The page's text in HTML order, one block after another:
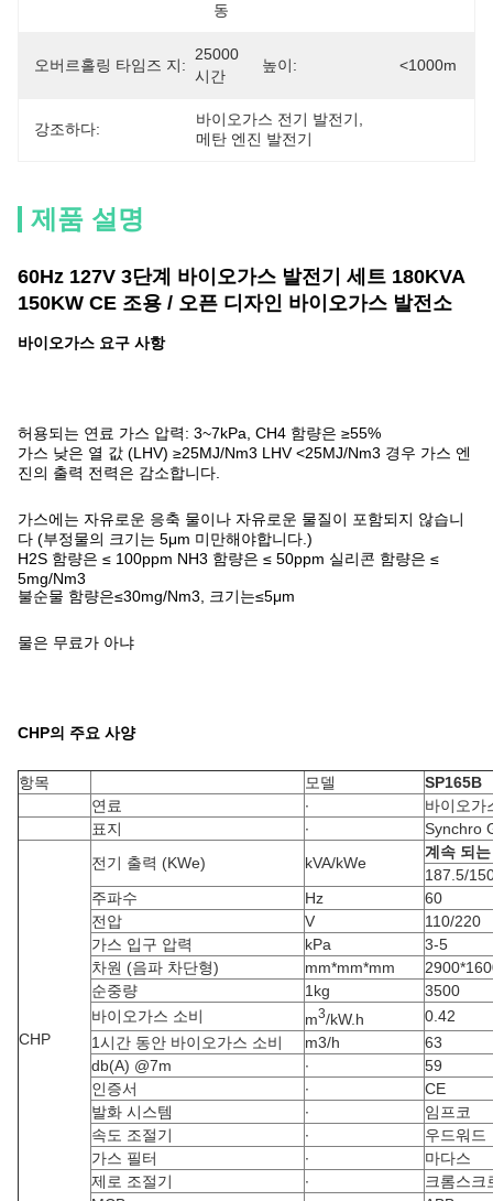
동
오버르홀링 타임즈 지:
25000
시간
높이: <1000m
강조하다:
바이오가스 전기 발전기
메탄 엔진 발전기
제품 설명
60Hz 127V 3단계 바이오가스 발전기 세트 180KVA
150KW CE 조용 / 오픈 디자인 바이오가스 발전소
바이오가스 요구 사항
허용되는 연료 가스 압력: 3~7kPa, CH4 함량은 ≥55%
가스 낮은 열 값 (LHV) ≥25MJ/Nm3 LHV <25MJ/Nm3 경우 가스 엔
진의 출력 전력은 감소합니다.
가스에는 자유로운 응축 물이나 자유로운 물질이 포함되지 않습니
다 (부정물의 크기는 5μm 미만해야합니다.)
H2S 함량은 ≤ 100ppm NH3 함량은 ≤ 50ppm 실리콘 함량은 ≤
5mg/Nm3
불순물 함량은≤30mg/Nm3, 크기는≤5μm
물은 무료가 아냐
CHP의 주요 사양
항목 모델
SP165B
연료
∙
바이오가
표지
∙ Synchro
CHP
전기 출력 (KWe) kVA/kWe
계속 되
187.5/
주파수
Hz
60
전압
V
110/220
가스 입구 압력
kPa
3-5
차원 (음파 차단형)
mm*mm*mm
순중량
1kg
3500
바이오가스 소비
m3/kW.h
0.42
1시간 동안 바이오가스 소비
m3/h
63
db(A) @7m
∙
59
인증서
∙
CE
발화 시스템
∙
임프코
속도 조절기
∙
우드워드
가스 필터
∙
마다스
제로 조절기
∙
크롬스크